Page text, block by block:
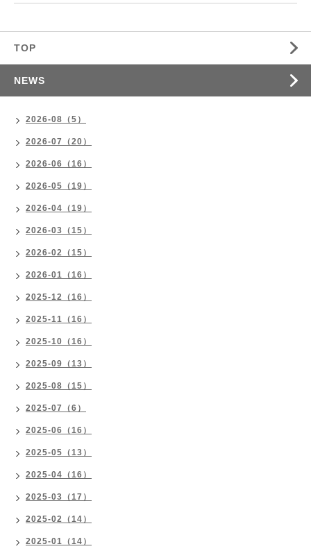
TOP
NEWS
2026-08（5）
2026-07（20）
2026-06（16）
2026-05（19）
2026-04（19）
2026-03（15）
2026-02（15）
2026-01（16）
2025-12（16）
2025-11（16）
2025-10（16）
2025-09（13）
2025-08（15）
2025-07（6）
2025-06（16）
2025-05（13）
2025-04（16）
2025-03（17）
2025-02（14）
2025-01（14）